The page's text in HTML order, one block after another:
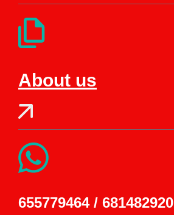
About us
655779464 / 681482920